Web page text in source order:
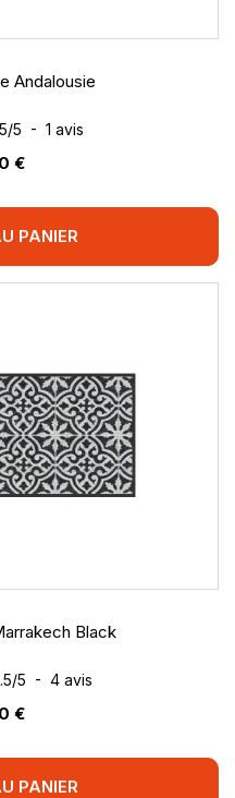
Andalousie
5/5 - 1 avis
€
PANIER
Black
/5 - 4 avis
€
PANIER